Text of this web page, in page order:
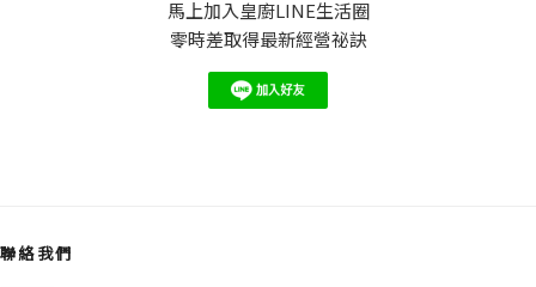
馬上加入皇廚LINE生活圈
零時差取得最新經營祕訣
聯絡我們